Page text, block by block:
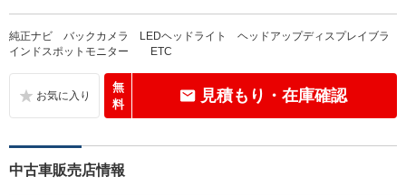
純正ナビ バックカメラ LEDヘッドライト ヘッドアップディスプレイブラ
インドスポットモニター ETC
無
料
見積もり・在庫確認
中古車販売店情報